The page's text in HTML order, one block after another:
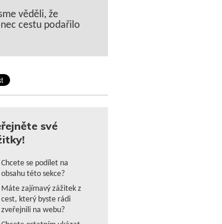
věděli, že
cestu podařilo
své
Chcete se podílet na
obsahu této sekce?
Máte zajímavý zážitek z
cest, který byste rádi
zveřejnili na webu?